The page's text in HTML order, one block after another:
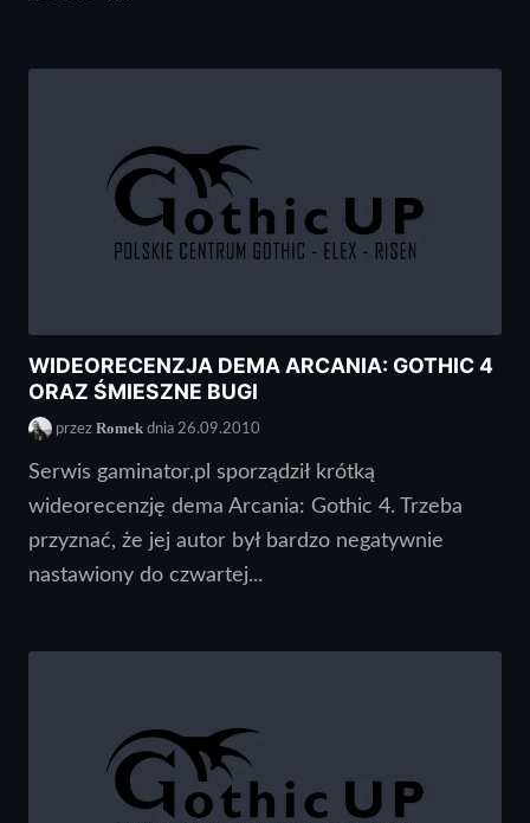
WIDEORECENZJA DEMA ARCANIA: GOTHIC 4
ORAZ ŚMIESZNE BUGI
przez Romek dnia 26.09.2010
Serwis gaminator.pl sporządził krótką
wideorecenzję dema Arcania: Gothic 4. Trzeba
przyznać, że jej autor był bardzo negatywnie
nastawiony do czwartej...